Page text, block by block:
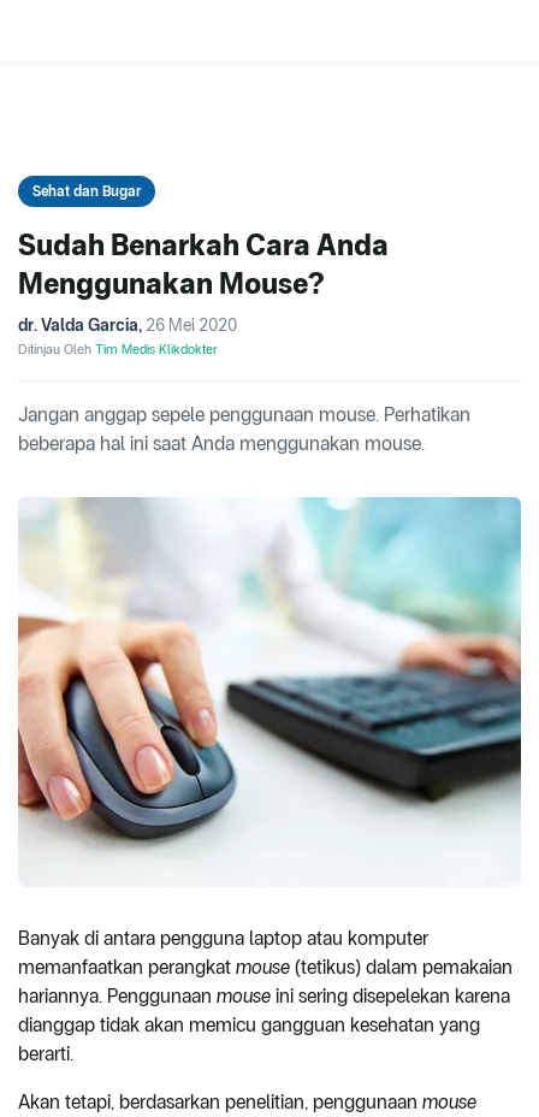
Sehat dan Bugar
Sudah Benarkah Cara Anda
Menggunakan Mouse?
dr. Valda Garcia, 26 Mei 2020
Ditinjau Oleh Tim Medis Klikdokter
Jangan anggap sepele penggunaan mouse. Perhatikan
beberapa hal ini saat Anda menggunakan mouse.
Banyak di antara pengguna laptop atau komputer
memanfaatkan perangkat mouse (tetikus) dalam pemakaian
hariannya. Penggunaan mouse ini sering disepelekan karena
dianggap tidak akan memicu gangguan kesehatan yang
berarti.
Akan tetapi, berdasarkan penelitian, penggunaan mouse